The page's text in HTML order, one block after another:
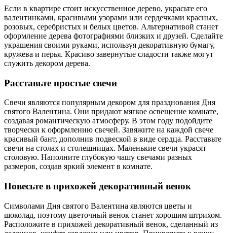
Если в квартире стоит искусственное дерево, украсьте его
валентинками, красивыми узорами или сердечками красных,
розовых, серебристых и белых цветов. Альтернативой станет
оформление дерева фотографиями близких и друзей. Сделайте
украшения своими руками, используя декоративную бумагу,
кружева и перья. Красиво завернутые сладости также могут
служить декором дерева.
Расставьте простые свечи
Свечи являются популярным декором для празднования Дня
святого Валентина. Они придают мягкое освещение комнате,
создавая романтическую атмосферу. В этом году подойдите
творчески к оформлению свечей. Завяжите на каждой свече
красивый бант, дополнив подвеской в виде сердца. Расставьте
свечи на столах и столешницах. Маленькие свечи украсят
столовую. Наполните глубокую чашу свечами разных
размеров, создав яркий элемент в комнате.
Повесьте в прихожей декоративный венок
Символами Дня святого Валентина являются цветы и
шоколад, поэтому цветочный венок станет хорошим штрихом.
Расположите в прихожей декоративный венок, сделанный из